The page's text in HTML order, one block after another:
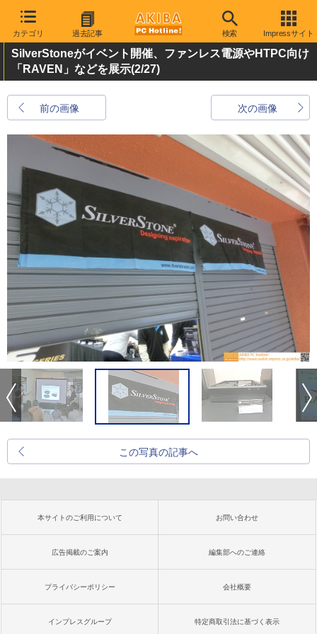
カテゴリ 過去記事 検索 Impressサイト
SilverStoneがイベント開催、ファンレス電源やHTPC向け
「RAVEN」などを展示(2/27)
前の画像 次の画像
この写真の記事へ
本サイトのご利用について お問い合わせ
広告掲載のご案内 編集部へのご連絡
プライバシーポリシー 会社概要
インプレスグループ 特定商取引法に基づく表示